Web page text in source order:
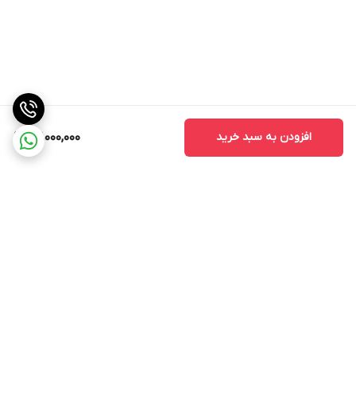
67,000,000 افزودن به سبد خرید